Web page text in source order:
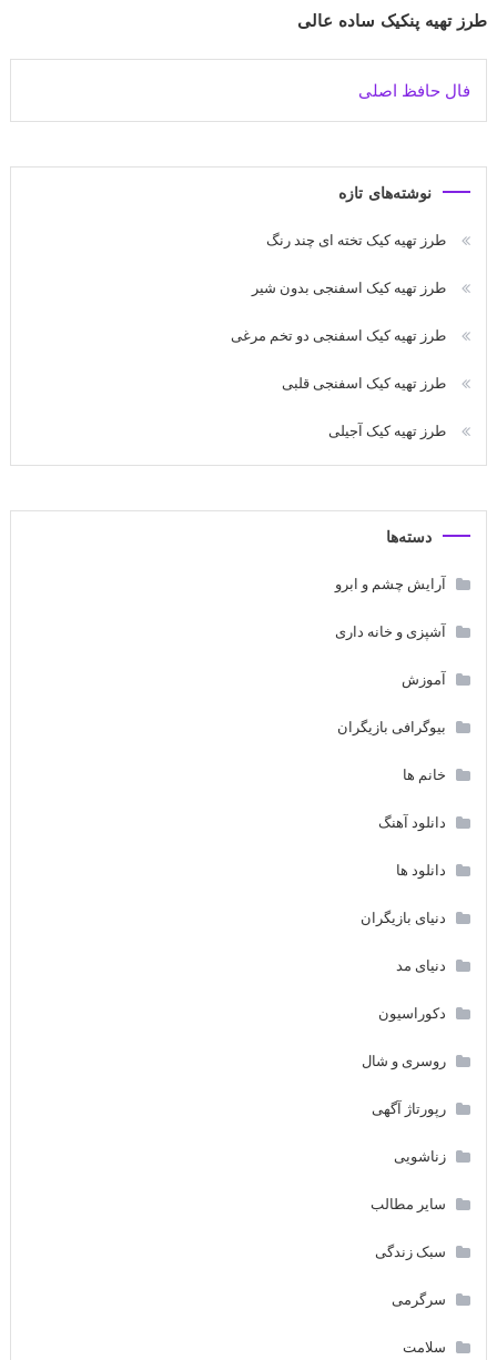
طرز تهیه پنکیک ساده عالی
فال حافظ اصلی
نوشته‌های تازه
طرز تهیه کیک تخته ای چند رنگ
طرز تهیه کیک اسفنجی بدون شیر
طرز تهیه کیک اسفنجی دو تخم مرغی
طرز تهیه کیک اسفنجی قلبی
طرز تهیه کیک آجیلی
دسته‌ها
آرایش چشم و ابرو
آشپزی و خانه داری
آموزش
بیوگرافی بازیگران
خانم ها
دانلود آهنگ
دانلود ها
دنیای بازیگران
دنیای مد
دکوراسیون
روسری و شال
رپورتاژ آگهی
زناشویی
سایر مطالب
سبک زندگی
سرگرمی
سلامت